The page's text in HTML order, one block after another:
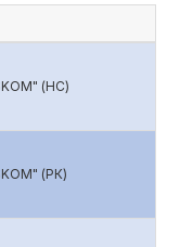
(НС)
(РК)